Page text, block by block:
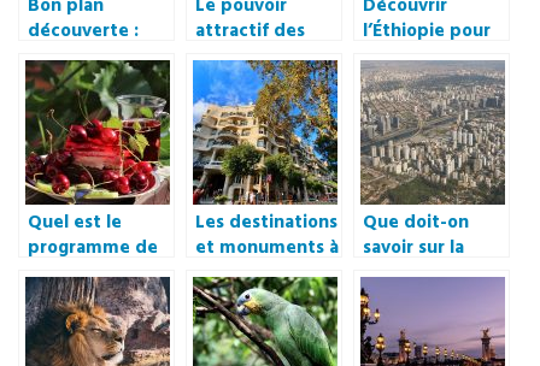
Bon plan
découverte :
L’Asie, un
continent
charmant qui
vous accueille
comme il se doit
Le pouvoir
attractif des
Caraïbes
Découvrir
l’Éthiopie pour
des vacances en
famille.
Quel est le
programme de
loisirs une fois
en vacances ?
Les destinations
et monuments à
ne pas manquer
lors d’un séjour
à Barcelone
Que doit-on
savoir sur la
croissance
démographique
dans les villes ?